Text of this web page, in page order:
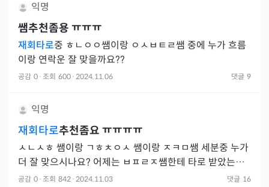
익명
쌤추천좀용 ㅠㅠㅠ
재회타로중 ㅎㄴㅇㅇ쌤이랑 ㅇㅅㅂㅌㄹ쌤 중에 누가 흐름
이랑 연락운 잘 맞을까요??
공감 0 · 조회 600 · 2024.11.06 댓글 9
익명
재회타로추천좀요 ㅠㅠㅠㅠ
ㅅㄴㅅㅎ 쌤이랑 ㄱㅎㅊㅇㅅ 쌤이랑 ㅈㅋㅁ쌤 세분중 누가
더 잘 맞으시나요? 어제는 ㅂㅍㄹㅈ쌤한테 타로 받았는데
긍정나왔어요
공감 0 · 조회 842 · 2024.11.03 댓글 16